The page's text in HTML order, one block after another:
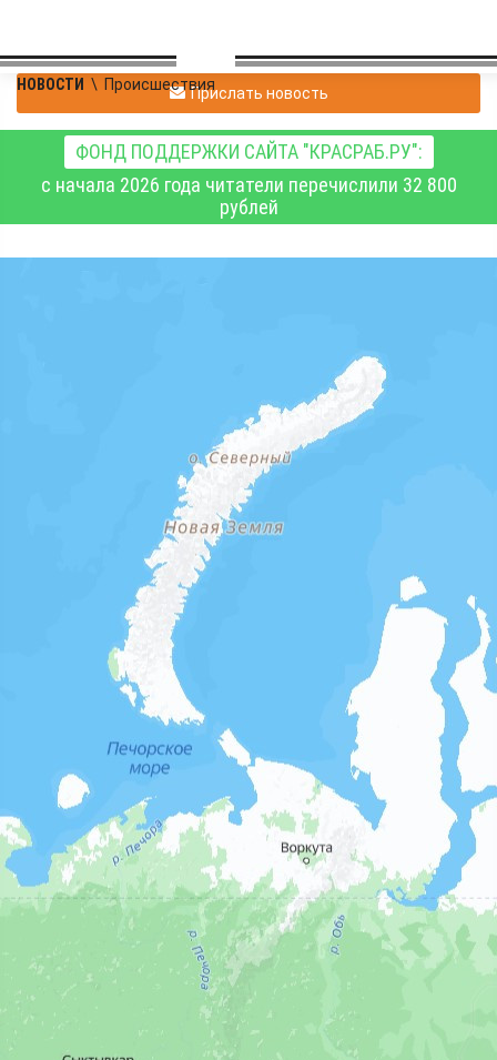
НОВОСТИ \ ПроисшествияПрислать новость
ФОНД ПОДДЕРЖКИ САЙТА "КРАСРАБ.РУ":
с начала 2026 года читатели перечислили 32 800
рублей
осуждён браконьер за
незаконный вылов
корюшки
10.09.2025 02:45
Фото:
yandex.ru/maps
Усть-Енисейский районный суд Красноярского края вынес
приговор в отношении местного жителя, признанного
виновным в незаконной добыче водных биологических
ресурсов.
В апреле 2025 года, находясь на реке Енисей вблизи
сельского поселения Караул Таймырского Долгано-
Ненецкого района, он незаконно выловил на миграционному
пути к местам нереста с использованием ставной
рыболовной сети 2 325 экземпляров корюшки, причинив
особо крупный ущерб водным биологическим ресурсам